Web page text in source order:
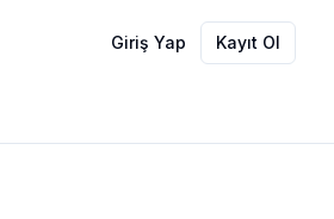
Giriş Yap Kayıt Ol